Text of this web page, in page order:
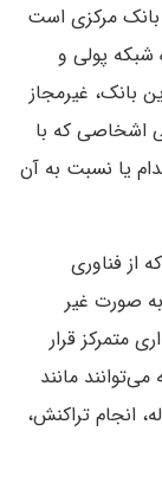
بانک مرکزی است
شبکه پولی و
بانک، غیرمجاز
اشخاصی که با
یا نسبت به آن
از فناوری
صورت غیر
متمرکز قرار
مانند
انجام تراکنش،